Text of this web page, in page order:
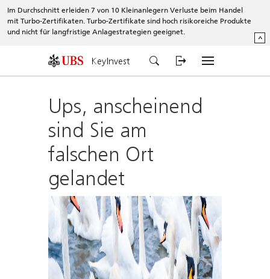
Im Durchschnitt erleiden 7 von 10 Kleinanlegern Verluste beim Handel
mit Turbo-Zertifikaten. Turbo-Zertifikate sind hoch risikoreiche Produkte
und nicht für langfristige Anlagestrategien geeignet.
^
KeyInvest
Ups, anscheinend
sind Sie am
falschen Ort
gelandet